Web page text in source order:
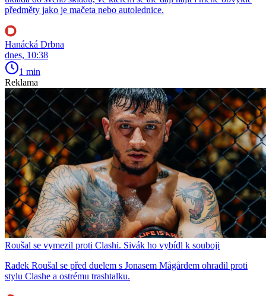
předměty jako je mačeta nebo autolednice.
Hanácká Drbna
dnes, 10:38
1 min
Reklama
Roušal se vymezil proti Clashi. Sivák ho vybídl k souboji
Radek Roušal se před duelem s Jonasem Mågårdem ohradil proti
stylu Clashe a ostrému trashtalku.